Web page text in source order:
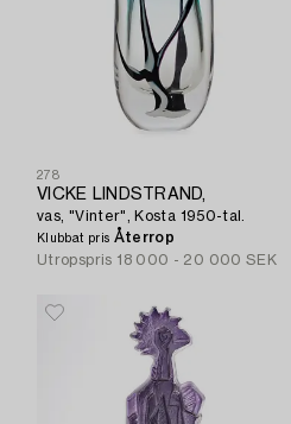
278
VICKE LINDSTRAND,
vas, "Vinter", Kosta 1950-tal.
Klubbat pris Återrop
Utropspris 18 000 - 20 000 SEK